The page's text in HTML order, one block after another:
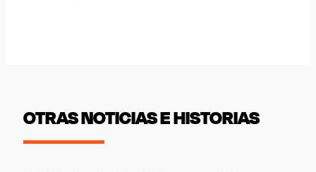
OTRAS NOTICIAS E HISTORIAS